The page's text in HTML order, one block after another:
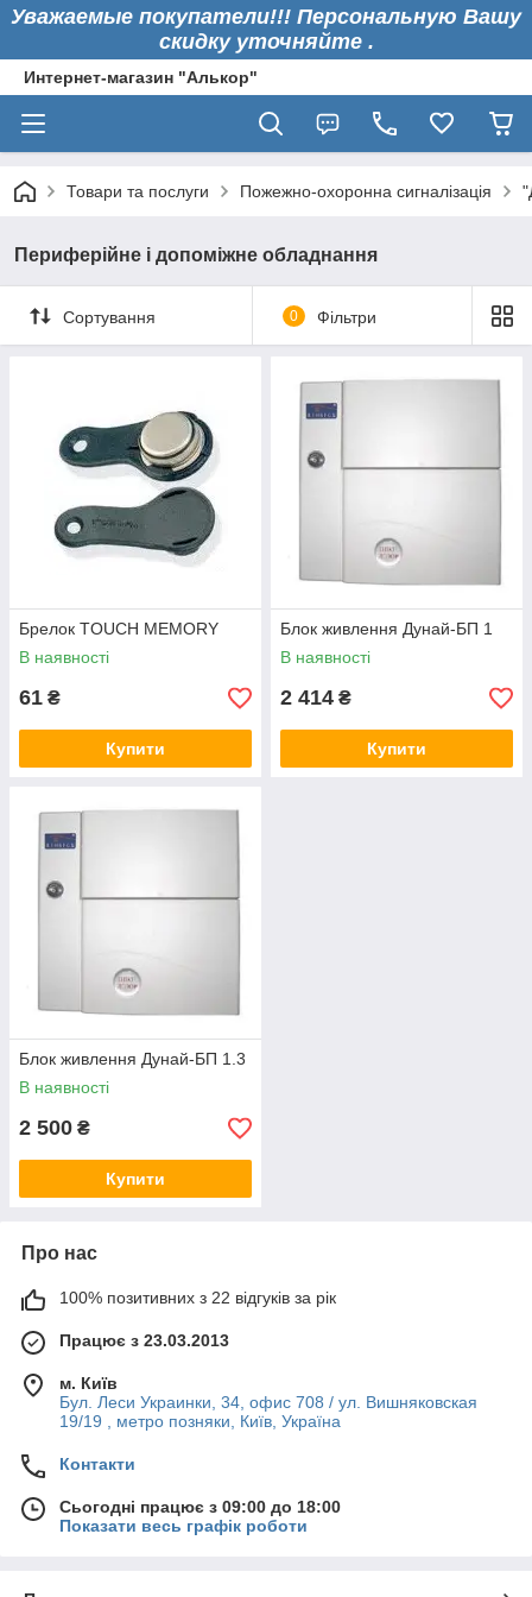
Уважаемые покупатели!!! Персональную Вашу
скидку уточняйте .
Интернет-магазин "Алькор"
Товари та послуги Пожежно-охоронна сигналізація
Периферійне і допоміжне обладнання
Сортування 0 Фільтри
Брелок TOUCH MEMORY
В наявності
61 ₴
Купити
Блок живлення Дунай-БП 1
В наявності
2 414 ₴
Купити
Блок живлення Дунай-БП 1.3
В наявності
2 500 ₴
Купити
Про нас
100% позитивних з 22 відгуків за рік
Працює з 23.03.2013
м. Київ
Бул. Леси Украинки, 34, офис 708 / ул. Вишняковская
19/19 , метро позняки, Київ, Україна
Контакти
Сьогодні працює з 09:00 до 18:00
Показати весь графік роботи